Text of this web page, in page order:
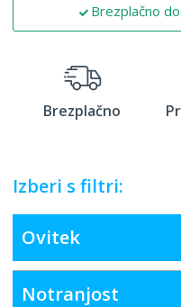
Brezplačno
Brezplačno
Izberi s filtri:
Ovitek
Notranjost